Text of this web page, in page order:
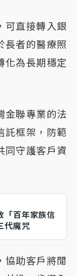
可直接轉入銀
長者的醫療照
化為長期穩定
金聯專業的法
託框架，防範
同守護客戶資
「百年家族信
代魔咒
協助客戶將閒